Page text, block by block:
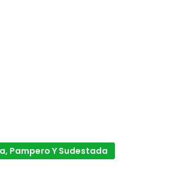
Pampero Y Sudestada